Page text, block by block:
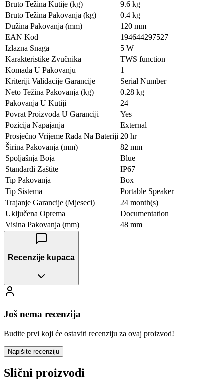
Bruto Težina Kutije (kg)
9.6 kg
Bruto Težina Pakovanja (kg)
0.4 kg
Dužina Pakovanja (mm)
120 mm
EAN Kod
194644297527
Izlazna Snaga
5 W
Karakteristike Zvučnika
TWS function
Komada U Pakovanju
1
Kriteriji Validacije Garancije
Serial Number
Neto Težina Pakovanja (kg)
0.28 kg
Pakovanja U Kutiji
24
Povrat Proizvoda U Garanciji
Yes
Pozicija Napajanja
External
Prosječno Vrijeme Rada Na Bateriji 20 hr
Širina Pakovanja (mm)
82 mm
Spoljašnja Boja
Blue
Standardi Zaštite
IP67
Tip Pakovanja
Box
Tip Sistema
Portable Speaker
Trajanje Garancije (Mjeseci)
24 month(s)
Uključena Oprema
Documentation
Visina Pakovanja (mm)
48 mm
Recenzije kupaca
Još nema recenzija
Budite prvi koji će ostaviti recenziju za ovaj proizvod!
Napišite recenziju
Slični proizvodi